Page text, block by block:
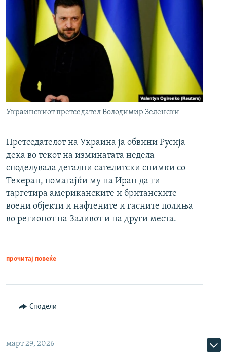
Украинскиот претседател Володимир Зеленски
Претседателот на Украина ја обвини Русија
дека во текот на изминатата недела
споделувала детални сателитски снимки со
Техеран, помагајќи му на Иран да ги
таргетира американските и британските
воени објекти и нафтените и гасните полиња
во регионот на Заливот и на други места.
прочитај повеќе
Сподели
март 29, 2026